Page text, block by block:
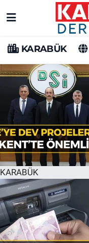
KARABÜK
KARABÜK
Karabük Hava
Karabük Trafik
Süper Lig
Tüm Manşetler
Son Dakika
Haber Arşivi